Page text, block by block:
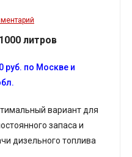
литров
руб. по Москве и
вариант для
запаса и
дизельного топлива